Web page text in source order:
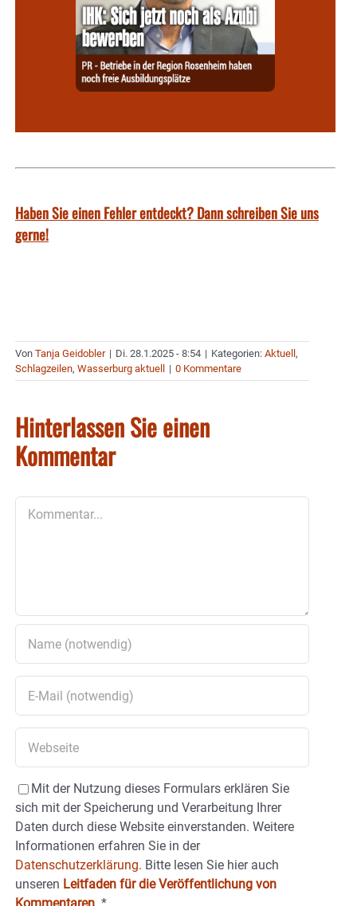
Haben Sie einen Fehler entdeckt? Dann schreiben Sie uns
gerne!
Von Tanja Geidobler | Di. 28.1.2025 - 8:54 | Kategorien: Aktuell ,
Schlagzeilen, Wasserburg aktuell | 0 Kommentare
Hinterlassen Sie einen
Kommentar
Mit der Nutzung dieses Formulars erklären Sie
sich mit der Speicherung und Verarbeitung Ihrer
Daten durch diese Website einverstanden. Weitere
Informationen erfahren Sie in der
Datenschutzerklärung. Bitte lesen Sie hier auch
unseren Leitfaden für die Veröffentlichung von